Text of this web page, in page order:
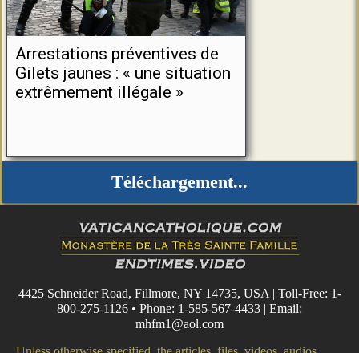
Arrestations préventives de
Gilets jaunes : « une situation
extrêmement illégale »
Téléchargement...
4425 Schneider Road, Fillmore, NY 14735, USA | Toll-Free: 1-
800-275-1126 • Phone: 1-585-567-4433 | Email:
mhfm1@aol.com